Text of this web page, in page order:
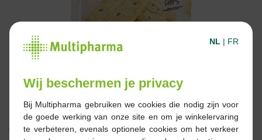
€ 6,85
NL | FR
Wij beschermen je privacy
Bij Multipharma gebruiken we cookies die nodig zijn voor
de goede werking van onze site en om je winkelervaring
te verbeteren, evenals optionele cookies om het verkeer